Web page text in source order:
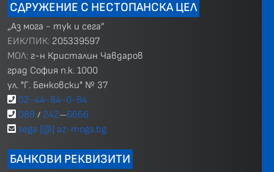
СДРУЖЕНИЕ С НЕСТОПАНСКА ЦЕЛ
„Аз мога - тук и сега”
ЕИК/ПИК: 205339597
МОЛ: г-н Кристалин Чавдаров
град София п.к. 1000
ул. "Г. Бенковски" № 37
02-44-84-0-84
089 / 242—6666
sega [@] az-moga.bg
БАНКОВИ РЕКВИЗИТИ